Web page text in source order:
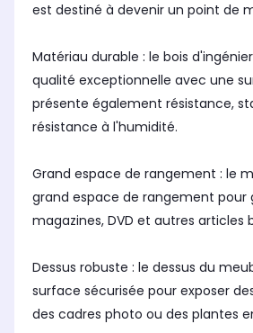
est destiné à devenir un point de
Matériau durable : le bois
qualité exceptionnelle avec une
présente également résistance,
résistance à l'humidité.
Grand espace de rangement : le
grand espace de rangement pour
magazines, DVD et autres articles
Dessus robuste : le dessus du
surface sécurisée pour exposer
des cadres photo ou des plantes